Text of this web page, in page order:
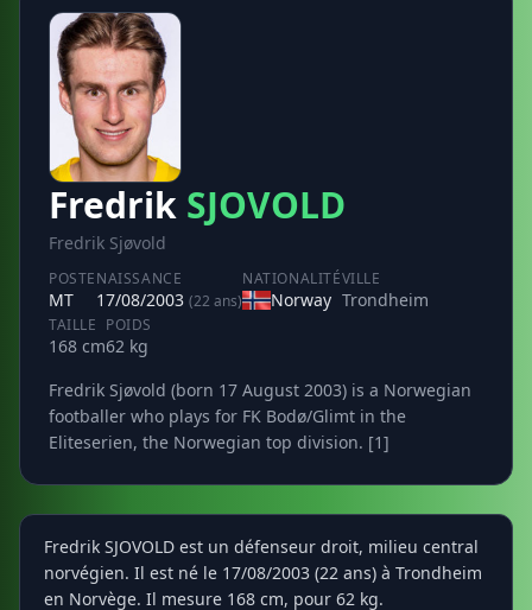
Fredrik SJOVOLD
Fredrik Sjøvold
POSTE
MT
NAISSANCE
17/08/2003 (22 ans)
NATIONALITÉ
Norway
VILLE
Trondheim
TAILLE
168 cm
POIDS
62 kg
Fredrik Sjøvold (born 17 August 2003) is a Norwegian
footballer who plays for FK Bodø/Glimt in the
Eliteserien, the Norwegian top division. [1]
Fredrik SJOVOLD est un défenseur droit, milieu central
norvégien. Il est né le 17/08/2003 (22 ans) à Trondheim
en Norvège. Il mesure 168 cm, pour 62 kg.